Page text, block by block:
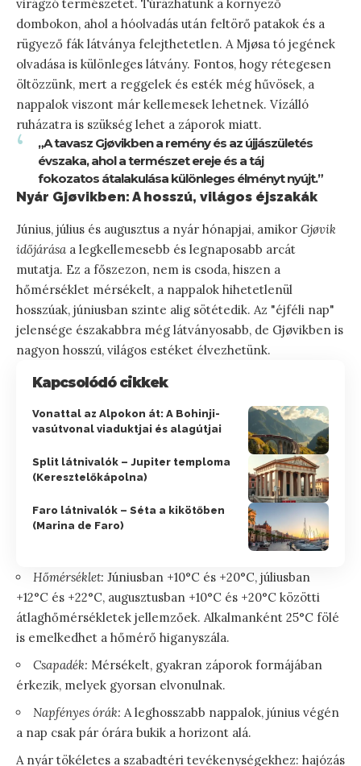
virágzó természetet. Túrázhatunk a környező
dombokon, ahol a hóolvadás után feltörő patakok és a
rügyező fák látványa felejthetetlen. A Mjøsa tó jegének
olvadása is különleges látvány. Fontos, hogy rétegesen
öltözzünk, mert a reggelek és esték még hűvösek, a
nappalok viszont már kellemesek lehetnek. Vízálló
ruházatra is szükség lehet a záporok miatt.
„A tavasz Gjøvikben a remény és az újjászületés
évszaka, ahol a természet ereje és a táj
fokozatos átalakulása különleges élményt nyújt.”
Nyár Gjøvikben: A hosszú, világos éjszakák
Június, július és augusztus a nyár hónapjai, amikor Gjøvik
időjárása a legkellemesebb és legnaposabb arcát
mutatja. Ez a főszezon, nem is csoda, hiszen a
hőmérséklet mérsékelt, a nappalok hihetetlenül
hosszúak, júniusban szinte alig sötétedik. Az "éjféli nap"
jelensége északabbra még látványosabb, de Gjøvikben is
nagyon hosszú, világos estéket élvezhetünk.
Kapcsolódó cikkek
Vonattal az Alpokon át: A Bohinji-
vasútvonal viaduktjai és alagútjai
Split látnivalók – Jupiter temploma
(Keresztelőkápolna)
Faro látnivalók – Séta a kikötőben
(Marina de Faro)
Hőmérséklet: Júniusban +10°C és +20°C, júliusban
+12°C és +22°C, augusztusban +10°C és +20°C közötti
átlaghőmérsékletek jellemzőek. Alkalmanként 25°C fölé
is emelkedhet a hőmérő higanyszála.
Csapadék: Mérsékelt, gyakran záporok formájában
érkezik, melyek gyorsan elvonulnak.
Napfényes órák: A leghosszabb nappalok, június végén
a nap csak pár órára bukik a horizont alá.
A nyár tökéletes a szabadtéri tevékenységekhez: hajózás